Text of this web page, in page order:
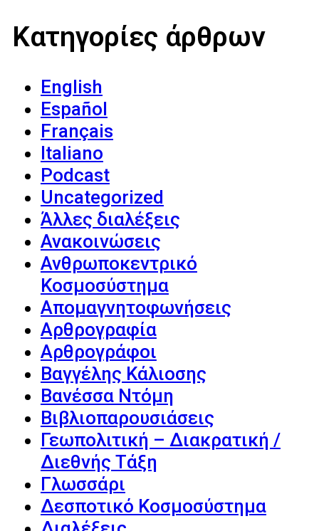
Κατηγορίες άρθρων
English
Español
Français
Italiano
Podcast
Uncategorized
Άλλες διαλέξεις
Ανακοινώσεις
Ανθρωποκεντρικό
Κοσμοσύστημα
Απομαγνητοφωνήσεις
Αρθρογραφία
Αρθρογράφοι
Βαγγέλης Κάλιοσης
Βανέσσα Ντόμη
Βιβλιοπαρουσιάσεις
Γεωπολιτική – Διακρατική /
Διεθνής Τάξη
Γλωσσάρι
Δεσποτικό Κοσμοσύστημα